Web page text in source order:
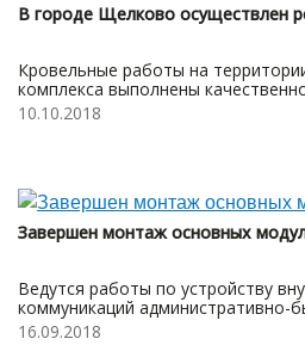
В городе Щелково осуществлен
Кровельные работы на
комплекса выполнены
10.10.2018
Завершен монтаж основных
Ведутся работы по устройству
коммуникаций административно-
16.09.2018